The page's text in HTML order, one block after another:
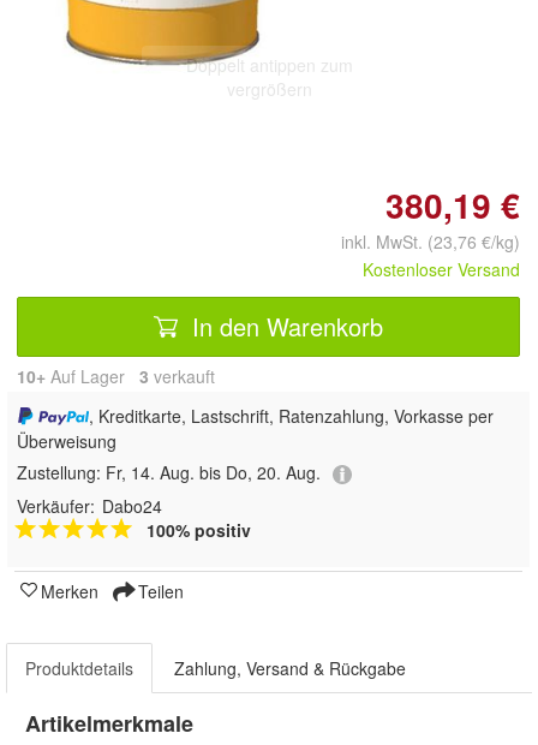
Doppelt antippen zum
vergrößern
380,19 €
inkl. MwSt. (23,76 €/kg)
Kostenloser Versand
In den Warenkorb
10+ Auf Lager 3 verkauft
, Kreditkarte, Lastschrift, Ratenzahlung, Vorkasse per
Überweisung
Zustellung: Fr, 14. Aug. bis Do, 20. Aug.
Verkäufer: Dabo24
100% positiv
Merken Teilen
Produktdetails Zahlung, Versand & Rückgabe
Artikelmerkmale